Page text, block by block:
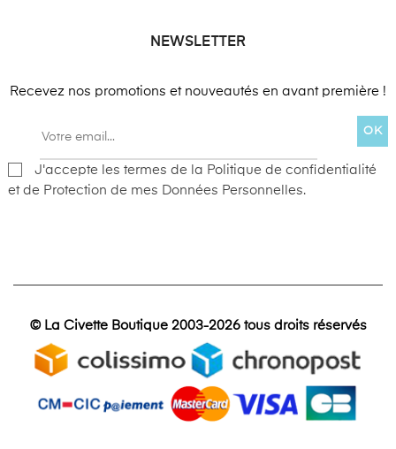
NEWSLETTER
Recevez nos promotions et nouveautés en avant première !
OK
J'accepte les termes de la Politique de confidentialité
et de Protection de mes Données Personnelles.
© La Civette Boutique 2003-2026 tous droits réservés